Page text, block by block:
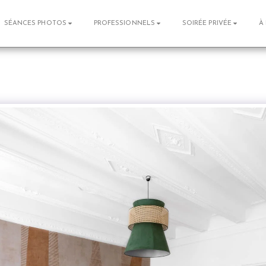
SÉANCES PHOTOS PROFESSIONNELS SOIRÉE PRIVÉE À